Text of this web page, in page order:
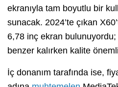
ekranıyla tam boyutlu bir
sunacak. 2024’te çıkan
6,78 inç ekran
benzer kalırken kalite
İç donanım tarafında ise,